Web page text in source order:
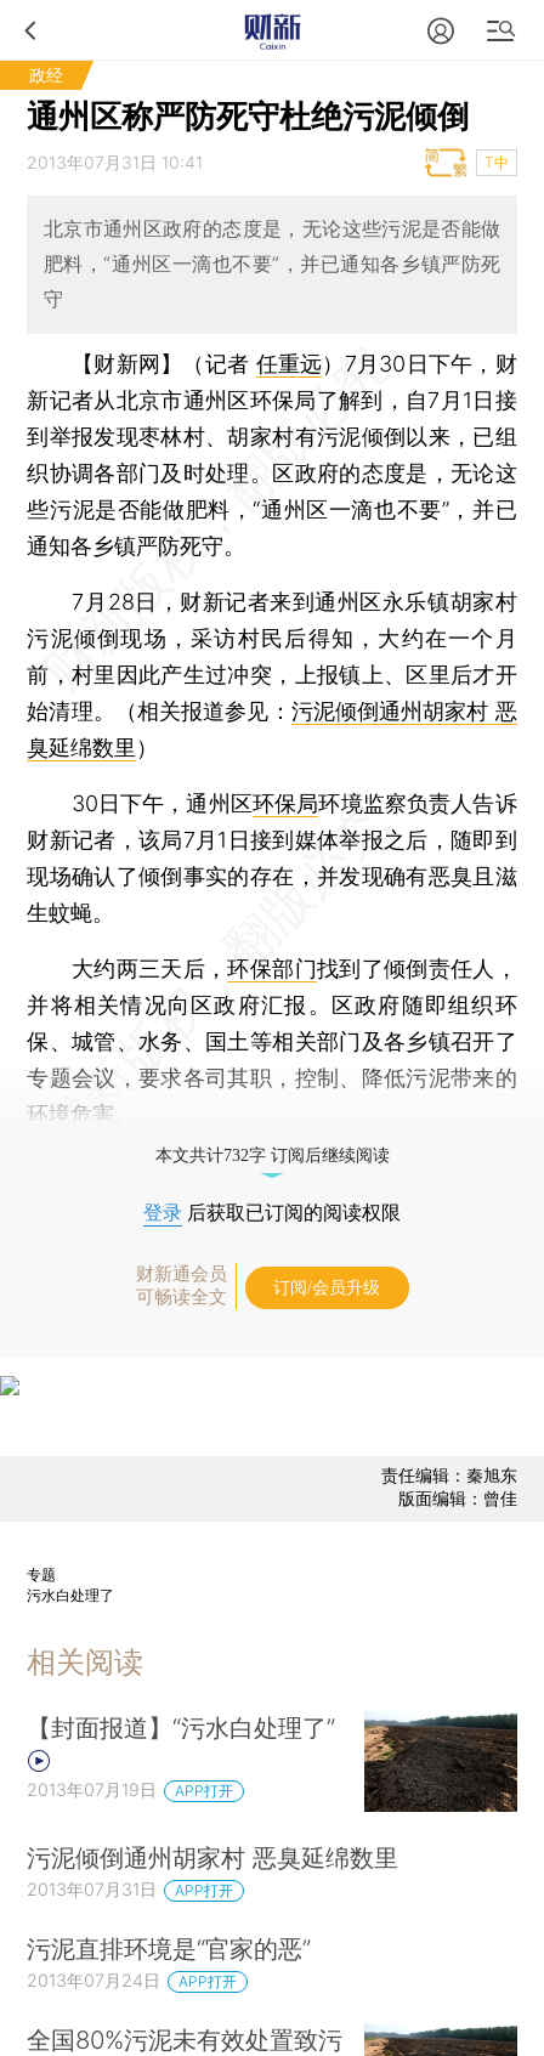
政经
通州区称严防死守杜绝污泥倾倒
2013年07月31日 10:41 T中
北京市通州区政府的态度是，无论这些污泥是否能做
肥料，“通州区一滴也不要”，并已通知各乡镇严防死
守
【财新网】（记者 任重远） 7月30日下午，财
新记者从北京市通州区环保局了解到，自7月1日接
到举报发现枣林村、胡家村有污泥倾倒以来，已组
织协调各部门及时处理。区政府的态度是，无论这
些污泥是否能做肥料，“通州区一滴也不要”，并已
通知各乡镇严防死守。
7月28日，财新记者来到通州区永乐镇胡家村
污泥倾倒现场，采访村民后得知，大约在一个月
前，村里因此产生过冲突，上报镇上、区里后才开
始清理。（相关报道参见： 污泥倾倒通州胡家村 恶
臭延绵数里 ）
30日下午，通州区环保局环境监察负责人告诉
财新记者，该局7月1日接到媒体举报之后，随即到
现场确认了倾倒事实的存在，并发现确有恶臭且滋
生蚊蝇。
大约两三天后，环保部门找到了倾倒责任人，
并将相关情况向区政府汇报。区政府随即组织环
保、城管、水务、国土等相关部门及各乡镇召开了
专题会议，要求各司其职，控制、降低污泥带来的
环境危害。
本文共计732字 订阅后继续阅读
登录 后获取已订阅的阅读权限
财新通会员
可畅读全文
订阅/会员升级
责任编辑：秦旭东
版面编辑：曾佳
专题
污水白处理了
相关阅读
【封面报道】“污水白处理了”
2013年07月19日 APP打开
污泥倾倒通州胡家村 恶臭延绵数里
2013年07月31日 APP打开
污泥直排环境是“官家的恶”
2013年07月24日 APP打开
全国80%污泥未有效处置致污